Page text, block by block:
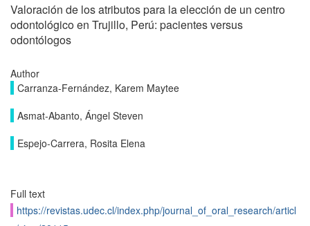
Valoración de los atributos para la elección de un centro
odontológico en Trujillo, Perú: pacientes versus
odontólogos
Author
Carranza-Fernández, Karem Maytee
Asmat-Abanto, Ángel Steven
Espejo-Carrera, Rosita Elena
Full text
https://revistas.udec.cl/index.php/journal_of_oral_research/articl